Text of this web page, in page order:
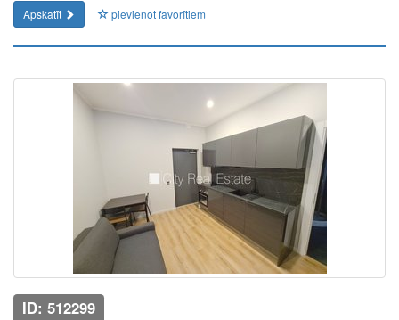
Apskatīt
pievienot favorītiem
ID: 512299